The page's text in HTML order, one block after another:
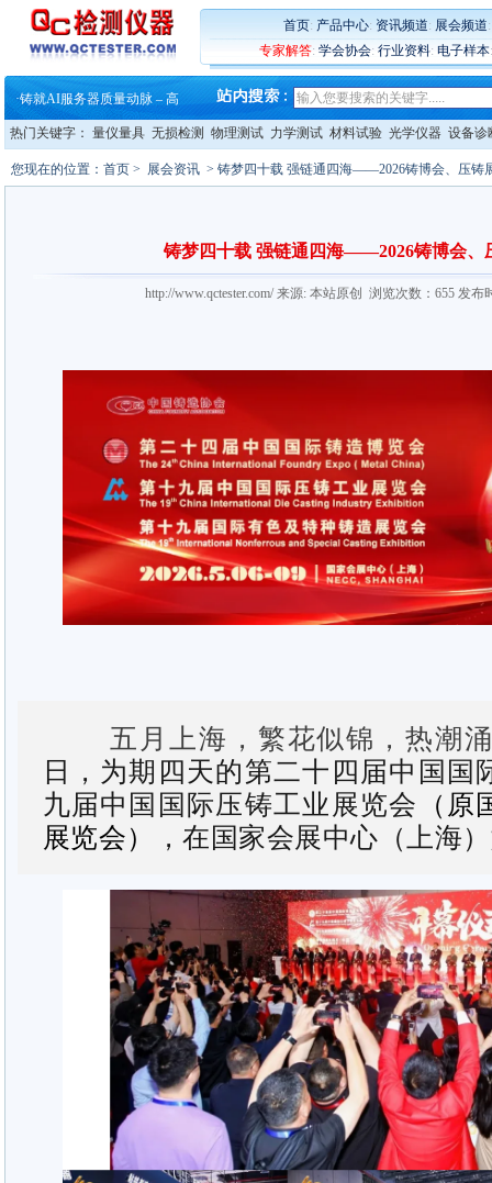
首页: 产品中心: 资讯频道: 展会频道
专家解答: 学会协会: 行业资料: 电子样本
蔡司软件 | 高效变形分析能
·铸就AI服务器质量动脉 – 高
·铸就AI服务器质量动脉 – 高
·ZEISS BOSELLO ADR 让内部缺
·蔡司和亿纬锂能达成战略合作
·蔡司软件 | 高效变形分析能
蔡司和亿纬锂能达成战略合作
大牌云集 买家升级 ——26
热门关键字： 量仪量具 无损检测 物理测试 力学测试 材料试验 光学仪器 设备诊
您现在的位置： 首页 > 展会资讯 > 铸梦四十载 强链通四海——2026铸博会、压铸
铸梦四十载 强链通四海——2026铸博会、
http://www.qctester.com/ 来源: 本站原创 浏览次数：655 发布
五月上海，繁花似锦，热潮
日，为期四天的第二十四届中国国
九届中国国际压铸工业展览会 （ 原
展览会） ，在国家会展中心（上海